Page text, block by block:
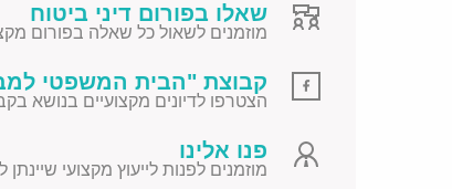
שאלו בפורום דיני ביטוח
מוזמנים לשאול כל שאלה בפורום
קבוצת "הבית המשפטי
הצטרפו לדיונים מקצועיים בנושא
פנו אלינו
מוזמנים לפנות לייעוץ מקצועי